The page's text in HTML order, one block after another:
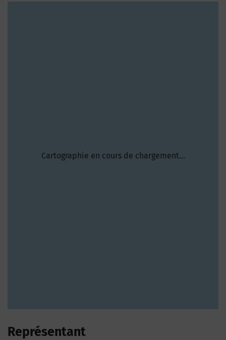
Cartographie en cours de chargement...
Représentant